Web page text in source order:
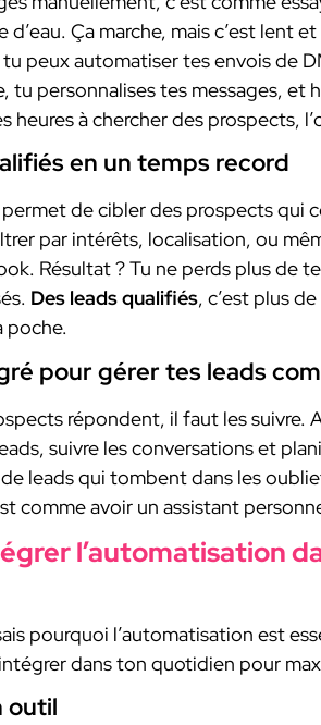
d’eau. Ça marche, mais c’est lent
tu peux automatiser tes envois de
tu personnalises tes messages, et
heures à chercher des prospects,
en un temps record
de cibler des prospects qui
par intérêts, localisation, ou
Résultat ? Tu ne perds plus de
Des leads qualifiés, c’est plus
poche.
pour gérer tes leads
répondent, il faut les suivre.
suivre les conversations et
leads qui tombent dans les
comme avoir un assistant
l’automatisation
pourquoi l’automatisation est
dans ton quotidien pour
outil